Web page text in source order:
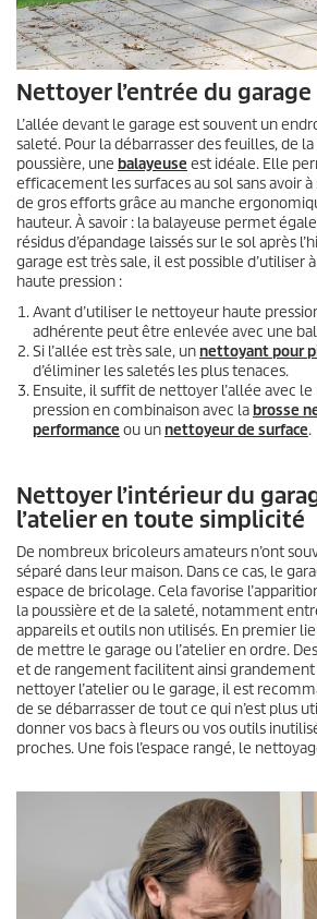
Nettoyer l’entrée du garage
L’allée devant le garage est souvent un
saleté. Pour la débarrasser des feuilles, de
poussière, une balayeuse est idéale. Elle
efficacement les surfaces au sol sans avoir
de gros efforts grâce au manche
hauteur. À savoir : la balayeuse permet
résidus d’épandage laissés sur le sol après
garage est très sale, il est possible d’utiliser
haute pression :
Avant d’utiliser le nettoyeur haute
adhérente peut être enlevée avec une
Si l’allée est très sale, unnettoyant pour
d’éliminer les saletés les plus tenaces.
Ensuite, il suffit de nettoyer l’allée avec
pression en combinaison avec labrosse
performance ou unnettoyeur de surface.
Nettoyer l’intérieur du
l’atelier en toute simplicité
De nombreux bricoleurs amateurs n’ont
séparé dans leur maison. Dans ce cas, le
espace de bricolage. Cela favorise
la poussière et de la saleté, notamment
appareils et outils non utilisés. En premier
de mettre le garage ou l’atelier en ordre.
et de rangement facilitent ainsi grandement
nettoyer l’atelier ou le garage, il est
de se débarrasser de tout ce qui n’est plus
donner vos bacs à fleurs ou vos outils
proches. Une fois l’espace rangé, le